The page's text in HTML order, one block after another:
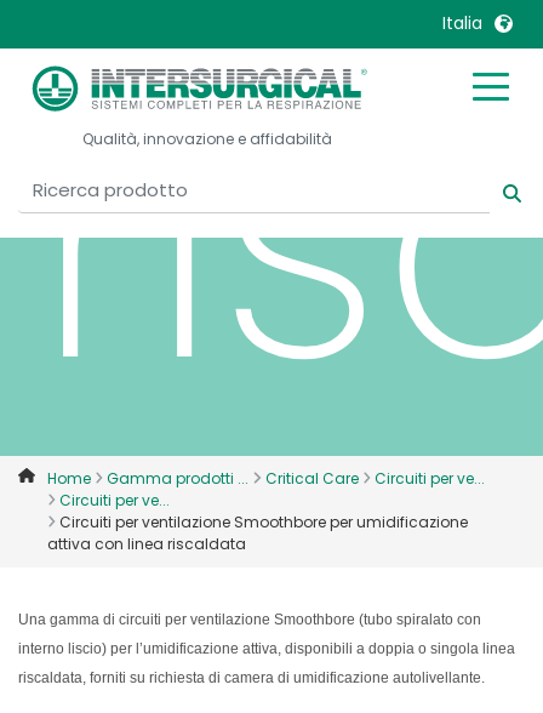
Italia
United Kingdom
United States
Belgique, Français
Canada, English
Canada, Français
Denmark
Deutschland
España
Malaysia
Mexico
Nederlands
Russia
Sweden
International English
Qualità, innovazione e affidabilità
Home Gamma prodotti ... Critical Care
Circuiti per ve...
Circuiti per ve...
Circuiti per ventilazione Smoothbore per umidificazione
attiva con linea riscaldata
Una gamma di circuiti per ventilazione Smoothbore (tubo spiralato con
interno liscio) per l’umidificazione attiva, disponibili a doppia o singola linea
riscaldata, forniti su richiesta di camera di umidificazione autolivellante.